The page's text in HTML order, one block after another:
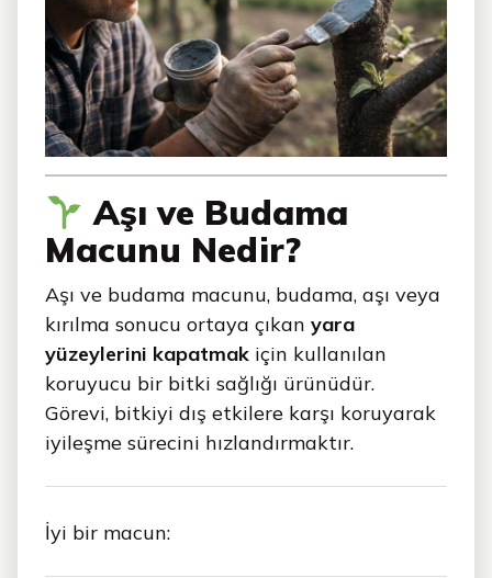
Aşı ve Budama
Macunu Nedir?
Aşı ve budama macunu, budama, aşı veya
kırılma sonucu ortaya çıkan yara
yüzeylerini kapatmak için kullanılan
koruyucu bir bitki sağlığı ürünüdür.
Görevi, bitkiyi dış etkilere karşı koruyarak
iyileşme sürecini hızlandırmaktır.
İyi bir macun: